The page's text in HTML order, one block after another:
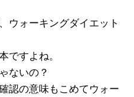
ウォーキングダイエット
ですよね。
ないの？
認の意味もこめてウォー